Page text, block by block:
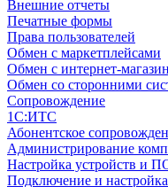
Внешние отчеты
Печатные формы
Права пользователей
Обмен с маркетплейсами
Обмен с интернет-
Обмен со сторонними
Сопровождение
1C:ИТС
Абонентское
Администрирование
Настройка устройств и
Подключение и